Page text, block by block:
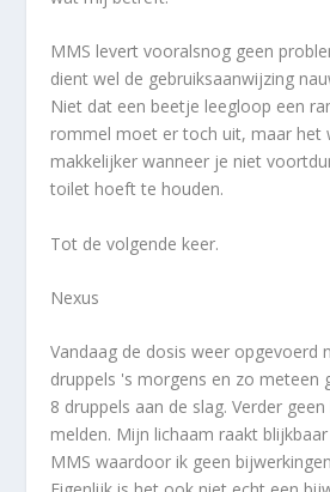
MMS levert vooralsnog geen
dient wel de gebruiksaanwijzing
Niet dat een beetje leegloop een
rommel moet er toch uit, maar het
makkelijker wanneer je niet
toilet hoeft te houden.
Tot de volgende keer.
Nexus
Vandaag de dosis weer opgevoerd
druppels 's morgens en zo meteen
8 druppels aan de slag. Verder
melden. Mijn lichaam raakt
MMS waardoor ik geen